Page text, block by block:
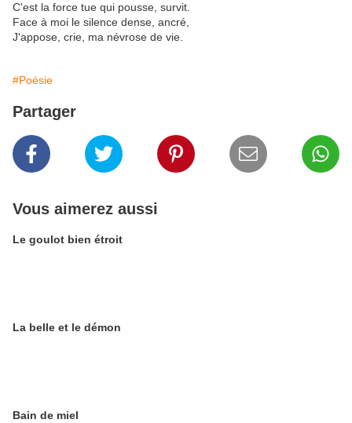
C'est la force tue qui pousse, survit.
Face à moi le silence dense, ancré,
J'appose, crie, ma névrose de vie.
#Poésie
Partager
Vous aimerez aussi
Le goulot bien étroit
La belle et le démon
Bain de miel